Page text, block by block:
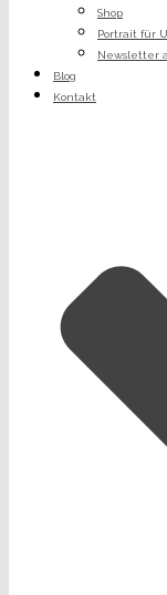
Shop
Portrait für
Newsletter
Blog
Kontakt